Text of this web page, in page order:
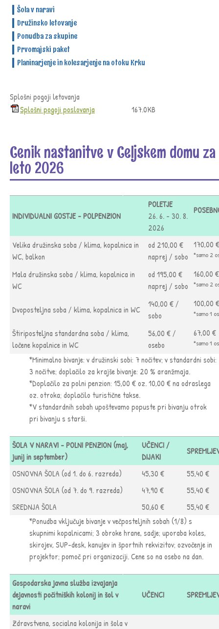
Šola v naravi
Družinsko letovanje
Ponudba za skupine
Prvomajski paket
Planinarjenje in kolesarjenje na otoku Krku
Splošni pogoji letovanja
Splošni pogoji poslovanja
167.0KB
Cenik nastanitve v Celjskem domu za
leto 2026
INDIVIDUALNI GOSTJE - POLPENZION
POLETJE
26. 6. - 30. 8.
2026
Velika družinska soba / klima, kopalnica in
WC, balkon
od 210,00 €
naprej / sobo
170,00
*samo 2
Mala družinska soba / klima, kopalnica in
WC
od 195,00 €
naprej / sobo
160,00
*samo 2
Dvoposteljna soba / klima, kopalnica in WC
140,00 € /
sobo
100,00
*samo 1
Štiriposteljna standardna soba / klima,
ločene kopalnice in WC
56,00 € /
osebo
67,00 €
*samo 1
*Minimalno bivanje: v družinski sobi: 7 nočitev; v standardni sobi:
3 nočitve; doplačilo za krajše bivanje: 20 % aranžmaja.
*Doplačilo za polni penzion: 15,00 € oz. 10,00 € na odraslega
oz. otroka; doplačilo turistične takse.
*V standardnih sobah upoštevamo popuste pri bivanju otrok
pri bivanju s starši.
ŠOLA V NARAVI - POLNI PENZION (maj,
junij in september)
UČENCI /
DIJAKI
OSNOVNA ŠOLA (od 1. do 6. razreda) 45,30 €
55,40 €
OSNOVNA ŠOLA (od 7. do 9. razreda)
47,90 €
55,40 €
SREDNJA ŠOLA
50,60 €
55,40 €
*Ponudba vključuje bivanje v večposteljnih sobah (1/8) s
skupnimi kopalnicami; 3 obroke hrane, sadje; uporaba koles,
skirojev, SUP-desk, kanujev in športnih rekvizitov; ozvočenje in
projektor; pomoč pri organizaciji. Cene so na osebo na dan.
Gospodarska javna služba izvajanja
dejavnosti počitniških kolonij in šol v
naravi
UČENCI
Zdravstvena, socialna kolonija in šola v